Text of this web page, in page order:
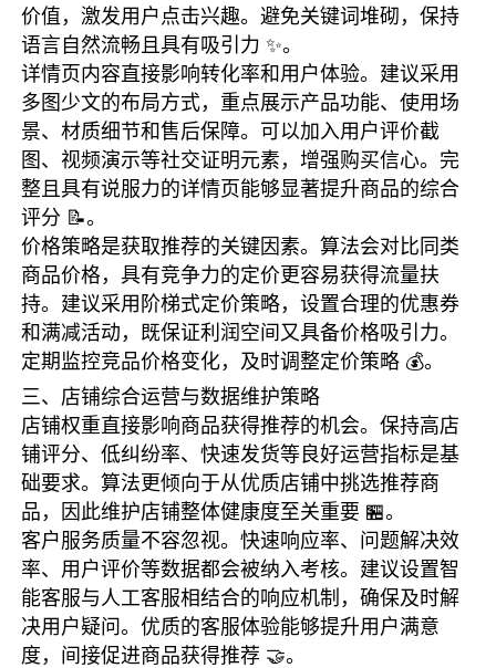
价值，激发用户点击兴趣。避免关键词堆砌，保持
语言自然流畅且具有吸引力 ✨。
详情页内容直接影响转化率和用户体验。建议采用
多图少文的布局方式，重点展示产品功能、使用场
景、材质细节和售后保障。可以加入用户评价截
图、视频演示等社交证明元素，增强购买信心。完
整且具有说服力的详情页能够显著提升商品的综合
评分 📝。
价格策略是获取推荐的关键因素。算法会对比同类
商品价格，具有竞争力的定价更容易获得流量扶
持。建议采用阶梯式定价策略，设置合理的优惠券
和满减活动，既保证利润空间又具备价格吸引力。
定期监控竞品价格变化，及时调整定价策略 💰。
三、店铺综合运营与数据维护策略
店铺权重直接影响商品获得推荐的机会。保持高店
铺评分、低纠纷率、快速发货等良好运营指标是基
础要求。算法更倾向于从优质店铺中挑选推荐商
品，因此维护店铺整体健康度至关重要 🏪。
客户服务质量不容忽视。快速响应率、问题解决效
率、用户评价等数据都会被纳入考核。建议设置智
能客服与人工客服相结合的响应机制，确保及时解
决用户疑问。优质的客服体验能够提升用户满意
度，间接促进商品获得推荐 🤝。